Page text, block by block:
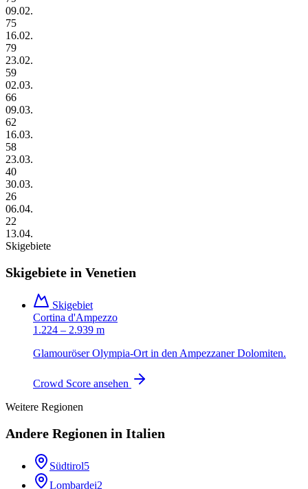
09.02.
75
16.02.
79
23.02.
59
02.03.
66
09.03.
62
16.03.
58
23.03.
40
30.03.
26
06.04.
22
13.04.
Skigebiete
Skigebiete in Venetien
Skigebiet
Cortina d'Ampezzo
1.224 – 2.939 m
Glamouröser Olympia-Ort in den Ampezzaner Dolomiten.
Crowd Score ansehen
Weitere Regionen
Andere Regionen in Italien
Südtirol5
Lombardei2